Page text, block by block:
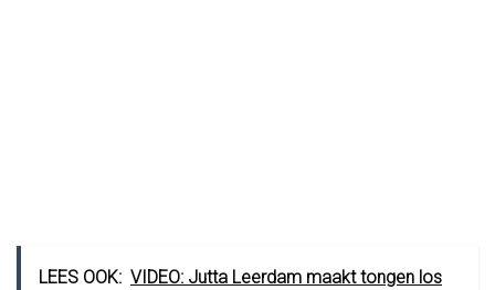
LEES OOK: VIDEO: Jutta Leerdam maakt tongen los